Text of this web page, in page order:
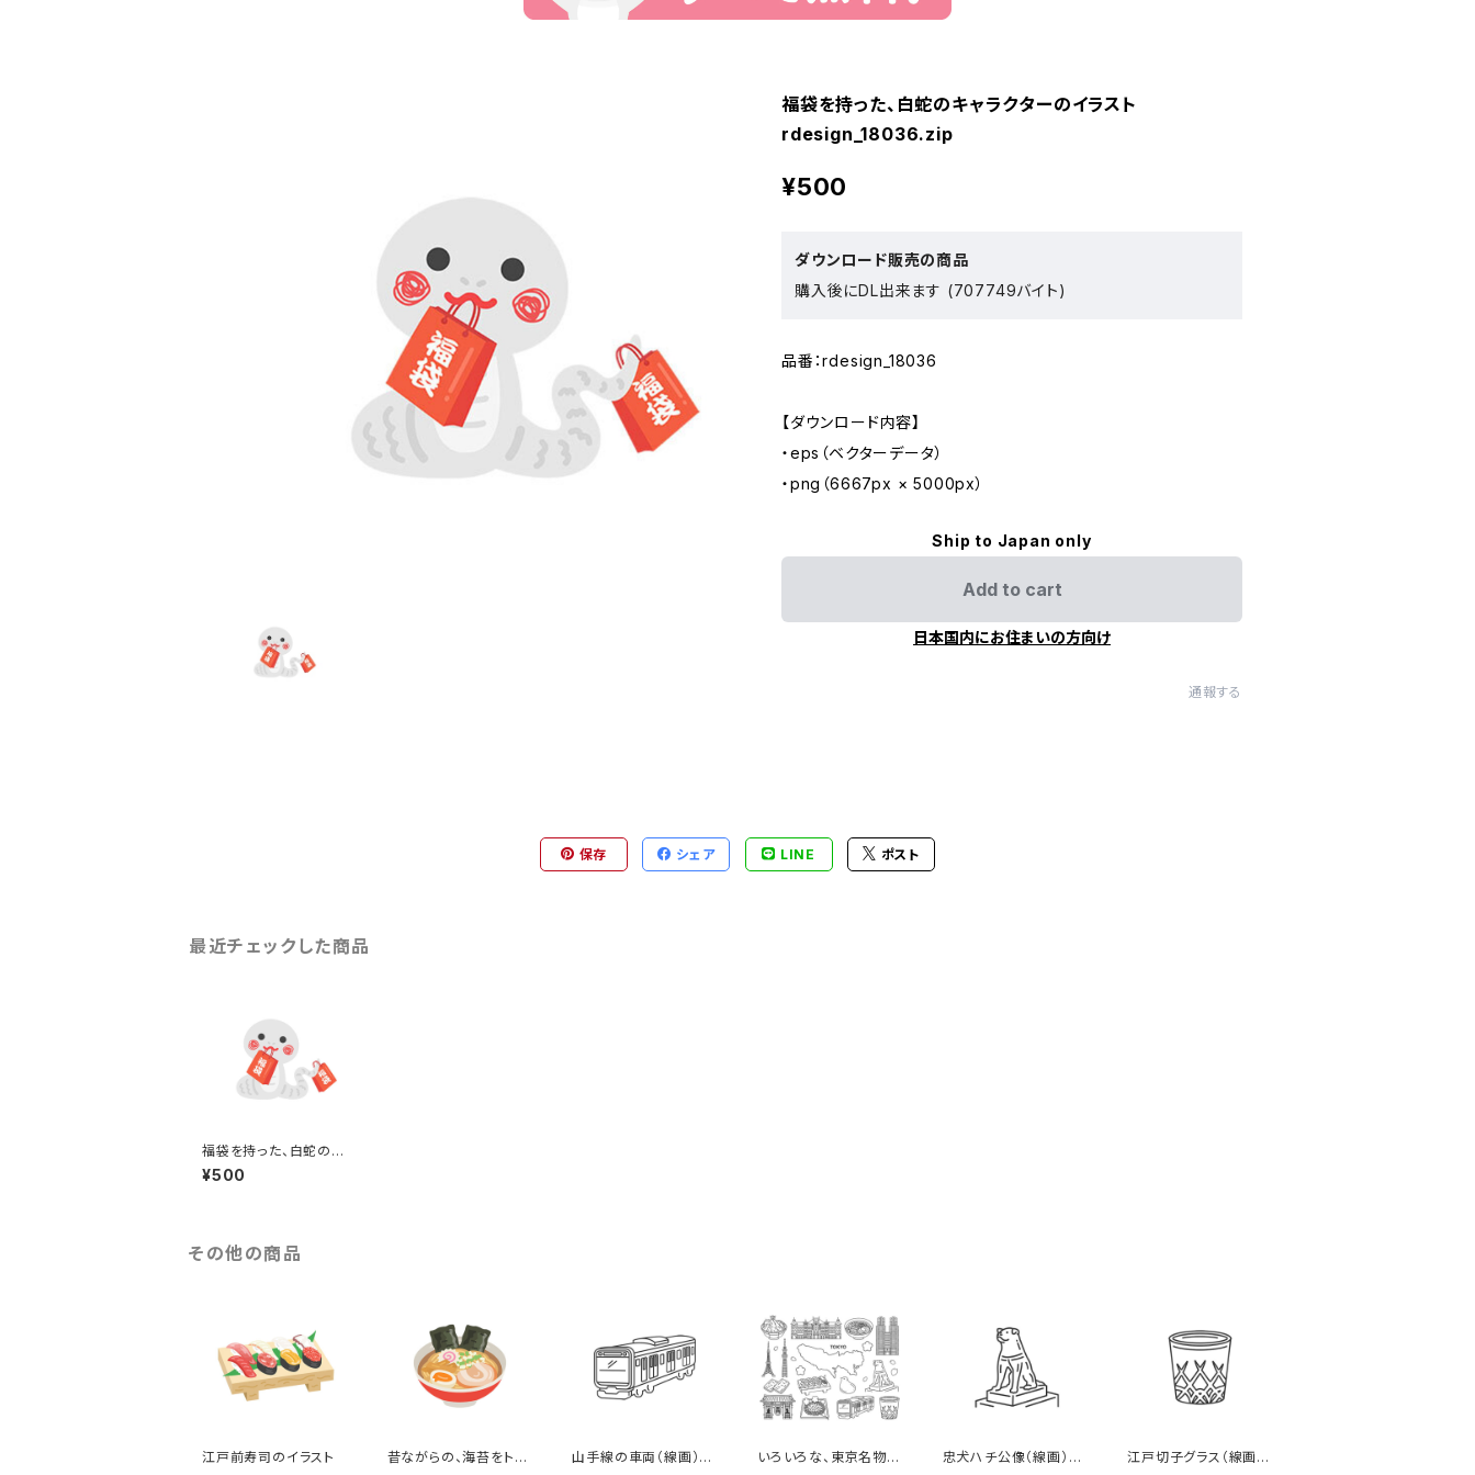
福袋を持った、白蛇のキャラクターのイラスト
rdesign_18036.zip
¥500
ダウンロード販売の商品
購入後にDL出来ます (707749バイト)
品番：rdesign_18036
【ダウンロード内容】
・eps（ベクターデータ）
・png（6667px × 5000px）
Ship to Japan only
Add to cart
日本国内にお住まいの方向け
通報する
保存 シェア LINE ポスト
最近チェックした商品
福袋を持った、白蛇のキ
ャラクターのイラスト
¥500
その他の商品
江戸前寿司のイラスト
昔ながらの、海苔をトッ
山手線の車両（線画）の
いろいろな、東京名物
忠犬ハチ公像（線画）の
江戸切子グラス（線画）